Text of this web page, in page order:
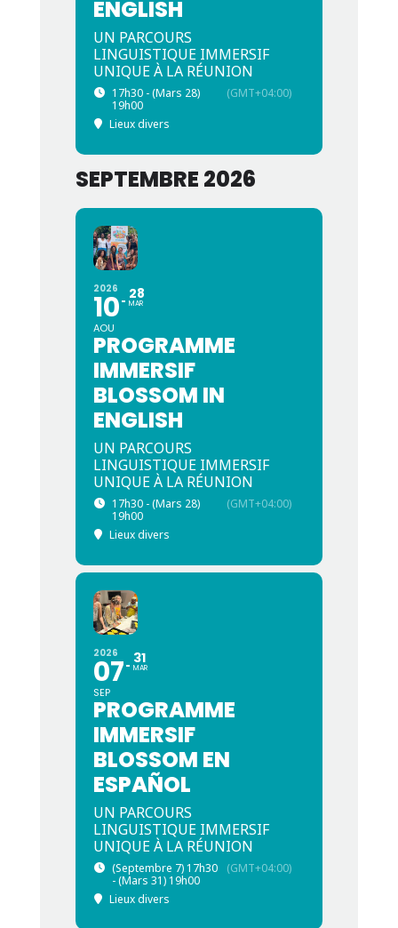
ENGLISH
UN PARCOURS
LINGUISTIQUE IMMERSIF
UNIQUE À LA RÉUNION
17h30 - (Mars 28)
19h00
(GMT+04:00)
Lieux divers
SEPTEMBRE 2026
2026
10
AOU
28
MAR
PROGRAMME
IMMERSIF
BLOSSOM IN
ENGLISH
UN PARCOURS
LINGUISTIQUE IMMERSIF
UNIQUE À LA RÉUNION
17h30 - (Mars 28)
19h00
(GMT+04:00)
Lieux divers
2026
07
SEP
31
MAR
PROGRAMME
IMMERSIF
BLOSSOM EN
ESPAÑOL
UN PARCOURS
LINGUISTIQUE IMMERSIF
UNIQUE À LA RÉUNION
(Septembre 7) 17h30
- (Mars 31) 19h00
(GMT+04:00)
Lieux divers